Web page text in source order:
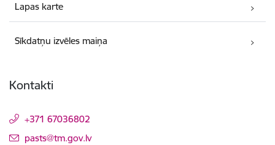
Lapas karte
Sīkdatņu izvēles maiņa
Kontakti
+371 67036802
E-pasts:
pasts@tm.gov.lv